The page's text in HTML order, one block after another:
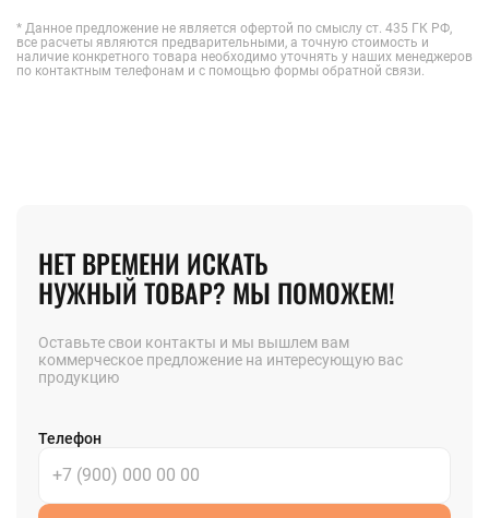
* Данное предложение не является офертой по смыслу ст. 435 ГК РФ,
все расчеты являются предварительными, а точную стоимость и
наличие конкретного товара необходимо уточнять у наших менеджеров
по контактным телефонам и с помощью формы обратной связи.
НЕТ ВРЕМЕНИ ИСКАТЬ
НУЖНЫЙ ТОВАР? МЫ ПОМОЖЕМ!
Оставьте свои контакты и мы вышлем вам
коммерческое предложение на интересующую вас
продукцию
Телефон